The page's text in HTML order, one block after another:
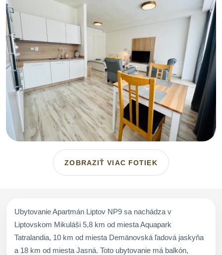
ZOBRAZIŤ VIAC FOTIEK
Ubytovanie Apartmán Liptov NP9 sa nachádza v
Liptovskom Mikuláši 5,8 km od miesta Aquapark
Tatralandia, 10 km od miesta Demänovská ľadová jaskyňa
a 18 km od miesta Jasná. Toto ubytovanie má balkón,